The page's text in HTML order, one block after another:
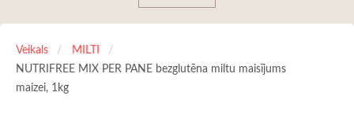
Veikals
MILTI
NUTRIFREE MIX PER PANE bezglutēna miltu maisījums
maizei, 1kg